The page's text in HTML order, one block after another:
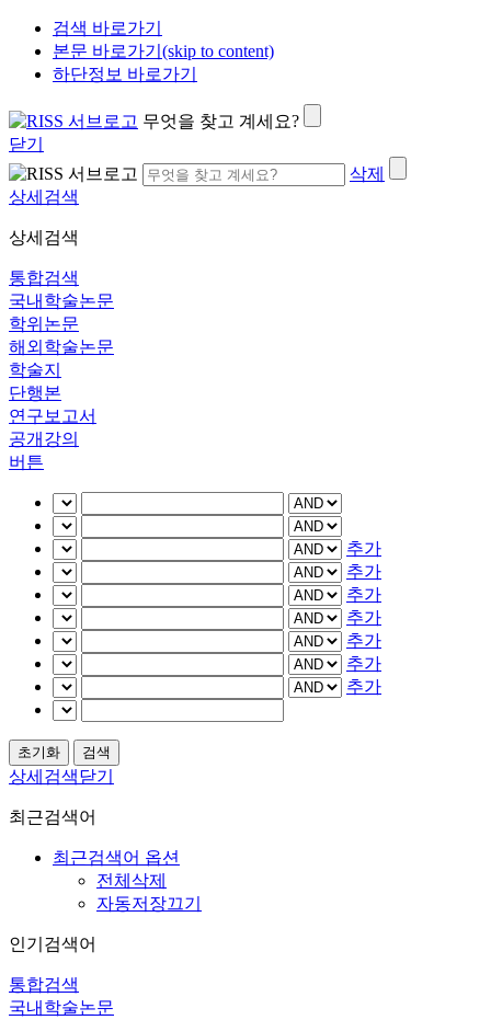
검색 바로가기
본문 바로가기(skip to content)
하단정보 바로가기
무엇을 찾고 계세요?
닫기
삭제
상세검색
상세검색
통합검색
국내학술논문
학위논문
해외학술논문
학술지
단행본
연구보고서
공개강의
버튼
추가
추가
추가
추가
추가
추가
추가
상세검색닫기
최근검색어
최근검색어 옵션
전체삭제
자동저장끄기
인기검색어
통합검색
국내학술논문